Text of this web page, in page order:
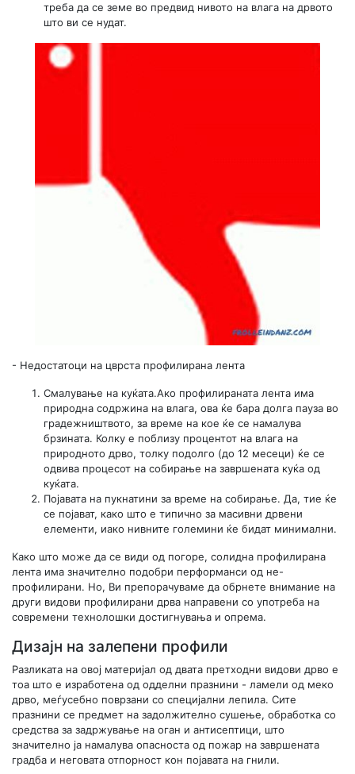
треба да се земе во предвид нивото на влага на дрвото
што ви се нудат.
- Недостатоци на цврста профилирана лента
Смалување на куќата.Ако профилираната лента има
природна содржина на влага, ова ќе бара долга пауза во
градежништвото, за време на кое ќе се намалува
брзината. Колку е поблизу процентот на влага на
природното дрво, толку подолго (до 12 месеци) ќе се
одвива процесот на собирање на завршената куќа од
куќата.
Појавата на пукнатини за време на собирање. Да, тие ќе
се појават, како што е типично за масивни дрвени
елементи, иако нивните големини ќе бидат минимални.
Како што може да се види од погоре, солидна профилирана
лента има значително подобри перформанси од не-
профилирани. Но, Ви препорачуваме да обрнете внимание на
други видови профилирани дрва направени со употреба на
современи технолошки достигнувања и опрема.
Дизајн на залепени профили
Разликата на овој материјал од двата претходни видови дрво е
тоа што е изработена од одделни празнини - ламели од меко
дрво, меѓусебно поврзани со специјални лепила. Сите
празнини се предмет на задолжително сушење, обработка со
средства за задржување на оган и антисептици, што
значително ја намалува опасноста од пожар на завршената
градба и неговата отпорност кон појавата на гнили.